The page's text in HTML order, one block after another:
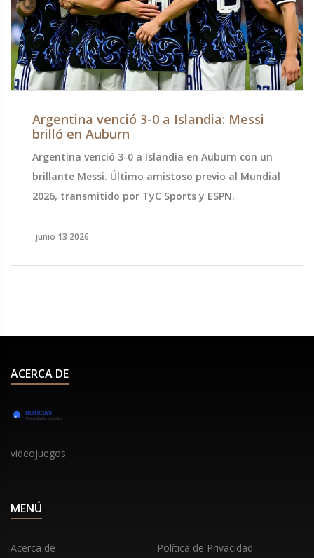
Argentina venció 3-0 a Islandia: Messi
brilló en Auburn
Argentina venció 3-0 a Islandia en Auburn con un
brillante Messi. Último amistoso previo al Mundial
2026, transmitido por TyC Sports y ESPN.
junio 13 2026
ACERCA DE
videojuegos
MENÚ
Acerca de Política de Privacidad